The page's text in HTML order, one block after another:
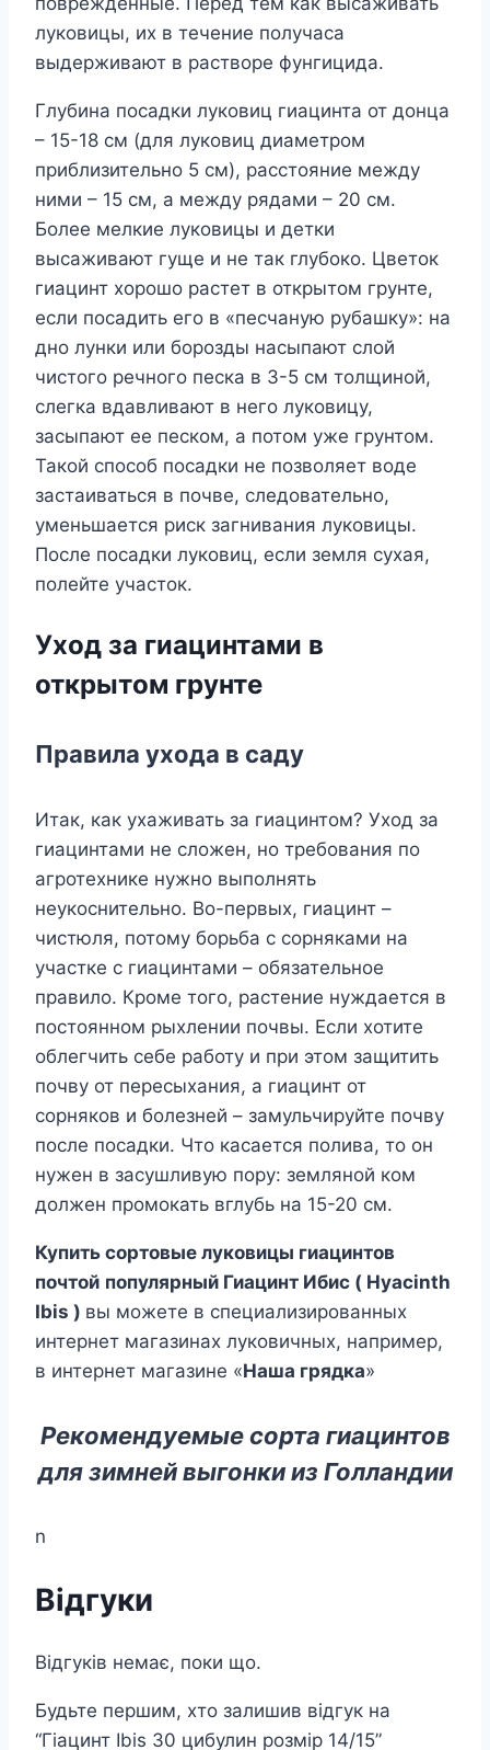
луковицы, их в течение получаса
выдерживают в растворе фунгицида.
Глубина посадки луковиц гиацинта от донца
– 15-18 см (для луковиц диаметром
приблизительно 5 см), расстояние между
ними – 15 см, а между рядами – 20 см.
Более мелкие луковицы и детки
высаживают гуще и не так глубоко. Цветок
гиацинт хорошо растет в открытом грунте,
если посадить его в «песчаную рубашку»: на
дно лунки или борозды насыпают слой
чистого речного песка в 3-5 см толщиной,
слегка вдавливают в него луковицу,
засыпают ее песком, а потом уже грунтом.
Такой способ посадки не позволяет воде
застаиваться в почве, следовательно,
уменьшается риск загнивания луковицы.
После посадки луковиц, если земля сухая,
полейте участок.
Уход за гиацинтами в
открытом грунте
Правила ухода в саду
Итак, как ухаживать за гиацинтом? Уход за
гиацинтами не сложен, но требования по
агротехнике нужно выполнять
неукоснительно. Во-первых, гиацинт –
чистюля, потому борьба с сорняками на
участке с гиацинтами – обязательное
правило. Кроме того, растение нуждается в
постоянном рыхлении почвы. Если хотите
облегчить себе работу и при этом защитить
почву от пересыхания, а гиацинт от
сорняков и болезней – замульчируйте почву
после посадки. Что касается полива, то он
нужен в засушливую пору: земляной ком
должен промокать вглубь на 15-20 см.
Купить сортовые луковицы гиацинтов
почтой популярный Гиацинт Ибис ( Hyacinth
Ibis ) вы можете в специализированных
интернет магазинах луковичных, например,
в интернет магазине «Наша грядка»
Рекомендуемые сорта гиацинтов
для зимней выгонки из Голландии
n
Відгуки
Відгуків немає, поки що.
Будьте першим, хто залишив відгук на
“Гіацинт Ibis 30 цибулин розмір 14/15”